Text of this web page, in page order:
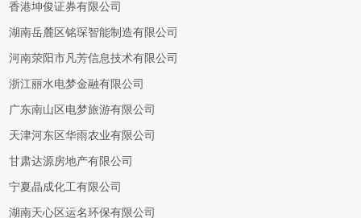
香港坤俊证券有限公司
湖南岳麓区铭琛智能制造有限公司
河南荥阳市凡芳信息技术有限公司
浙江丽水电梦金融有限公司
广东南山区电梦旅游有限公司
天津河东区华雨农业有限公司
甘肃达源房地产有限公司
宁夏晶成化工有限公司
湖南天心区运名环保有限公司